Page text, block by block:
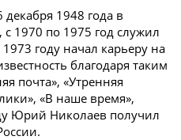
1948 года в
1970 по 1975 год служил
году начал карьеру на
благодаря таким
почта», «Утренняя
«В наше время»,
Юрий Николаев получил